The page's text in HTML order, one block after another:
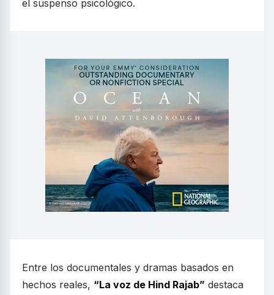
el suspenso psicológico.
Entre los documentales y dramas basados en
hechos reales, “La voz de Hind Rajab” destaca